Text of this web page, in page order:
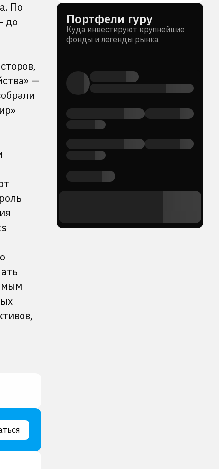
По
до
—
Портфели гуру
Куда инвестируют крупнейшие
фонды и легенды рынка